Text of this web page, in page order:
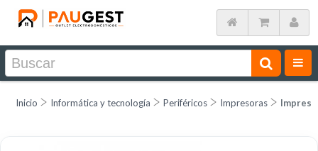
Inicio Informática y tecnología Periféricos Impresoras